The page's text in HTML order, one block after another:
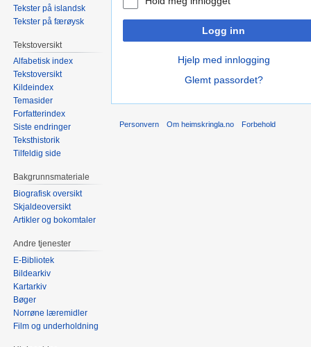
Logg inn
Hjelp med innlogging
Glemt passordet?
Tekster på islandsk
Tekster på færøysk
Tekstoversikt
Alfabetisk index
Tekstoversikt
Kildeindex
Temasider
Forfatterindex
Siste endringer
Teksthistorik
Tilfeldig side
Bakgrunnsmateriale
Biografisk oversikt
Skjaldeoversikt
Artikler og bokomtaler
Andre tjenester
E-Bibliotek
Bildearkiv
Kartarkiv
Bøger
Norrøne læremidler
Film og underholdning
Personvern Om heimskringla.no Forbehold